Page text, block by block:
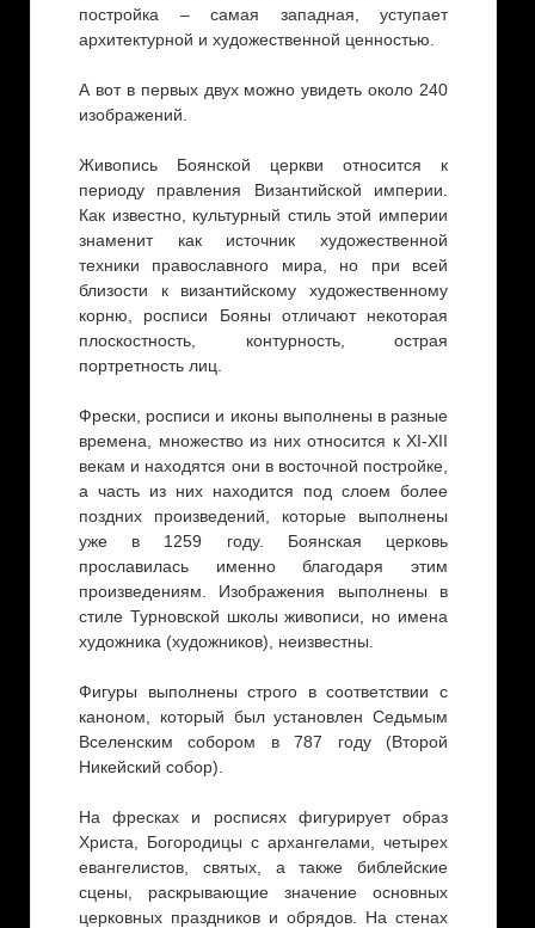
постройка – самая западная, уступает
архитектурной и художественной ценностью.
А вот в первых двух можно увидеть около 240
изображений.
Живопись Боянской церкви относится к
периоду правления Византийской империи.
Как известно, культурный стиль этой империи
знаменит как источник художественной
техники православного мира, но при всей
близости к византийскому художественному
корню, росписи Бояны отличают некоторая
плоскостность, контурность, острая
портретность лиц.
Фрески, росписи и иконы выполнены в разные
времена, множество из них относится к XI-XII
векам и находятся они в восточной постройке,
а часть из них находится под слоем более
поздних произведений, которые выполнены
уже в 1259 году. Боянскaя церковь
прославилась именно благодаря этим
произведениям. Изображения выполнены в
стиле Турновской школы живописи, но имена
художника (художников), неизвестны.
Фигуры выполнены строго в соответствии с
каноном, который был установлен Седьмым
Вселенским собором в 787 году (Второй
Никейский собор).
На фресках и росписях фигурирует образ
Христа, Богородицы с архангелами, четырех
евангелистов, святых, а также библейские
сцены, раскрывающие значение основных
церковных праздников и обрядов. На стенах